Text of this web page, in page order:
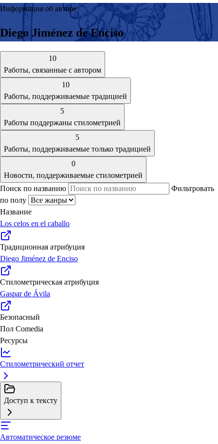
Информация об авторе
Diego Jiménez de Enciso
10
Работы, связанные с автором
10
Работы, поддерживаемые традицией
5
Работы поддержаны стилометрией
5
Работы, поддерживаемые только традицией
0
Новости, поддерживаемые стилометрией
Поиск по названию
Фильтровать
по полу
Название
Los celos en el caballo
Традиционная атрибуция
Diego Jiménez de Enciso
Стилометрическая атрибуция
Gaspar de Ávila
Безопасный
Пол Comedia
Ресурсы
Стилометрический отчет
Доступ к тексту
Автоматическое резюме